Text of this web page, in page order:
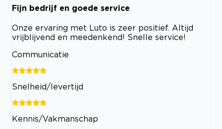
Fijn bedrijf en goede service
Onze ervaring met Luto is zeer positief. Altijd
vrijblijvend en meedenkend! Snelle service!
Communicatie
Snelheid/levertijd
Kennis/Vakmanschap